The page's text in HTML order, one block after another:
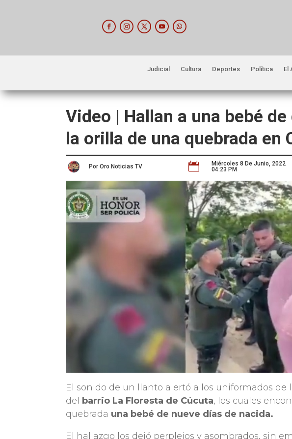
Judicial Cultura Deportes Política El
Video | Hallan a una bebé
la orilla de una quebrada en
Por Oro Noticias TV 
Miércoles 8 De Junio, 2022
04:23 PM
El sonido de un llanto alertó a los uniformados de
del barrio La Floresta de Cúcuta, los cuales
quebrada una bebé de nueve días de nacida.
El hallazgo los dejó perplejos y asombrados, sin